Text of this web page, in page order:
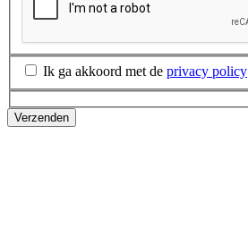
Ik ga akkoord met de privacy policy